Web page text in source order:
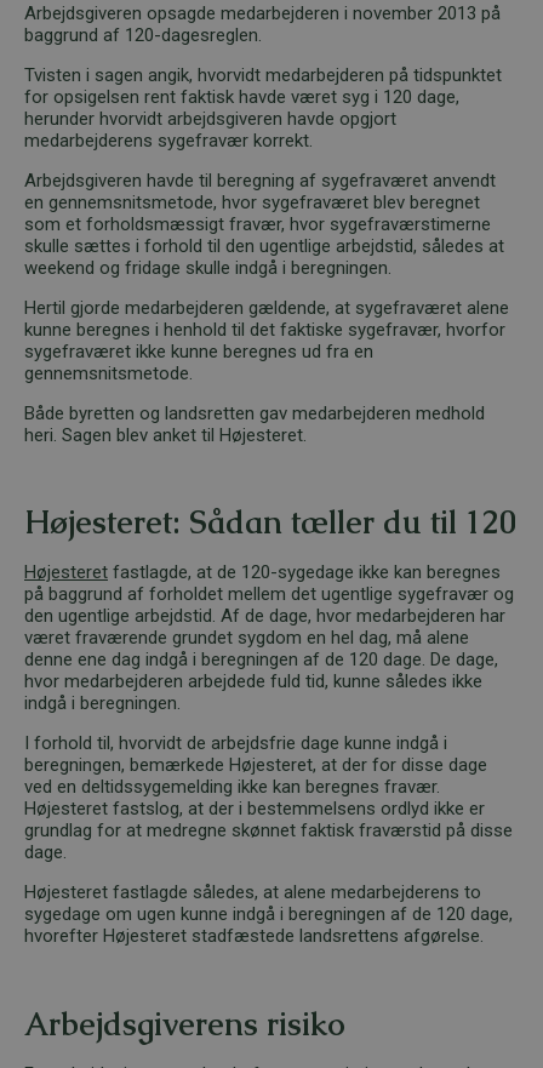
Arbejdsgiveren opsagde medarbejderen i november 2013 på
baggrund af 120-dagesreglen.
Tvisten i sagen angik, hvorvidt medarbejderen på tidspunktet
for opsigelsen rent faktisk havde været syg i 120 dage,
herunder hvorvidt arbejdsgiveren havde opgjort
medarbejderens sygefravær korrekt.
Arbejdsgiveren havde til beregning af sygefraværet anvendt
en gennemsnitsmetode, hvor sygefraværet blev beregnet
som et forholdsmæssigt fravær, hvor sygefraværstimerne
skulle sættes i forhold til den ugentlige arbejdstid, således at
weekend og fridage skulle indgå i beregningen.
Hertil gjorde medarbejderen gældende, at sygefraværet alene
kunne beregnes i henhold til det faktiske sygefravær, hvorfor
sygefraværet ikke kunne beregnes ud fra en
gennemsnitsmetode.
Både byretten og landsretten gav medarbejderen medhold
heri. Sagen blev anket til Højesteret.
Højesteret: Sådan tæller du til 120
Højesteret fastlagde, at de 120-sygedage ikke kan beregnes
på baggrund af forholdet mellem det ugentlige sygefravær og
den ugentlige arbejdstid. Af de dage, hvor medarbejderen har
været fraværende grundet sygdom en hel dag, må alene
denne ene dag indgå i beregningen af de 120 dage. De dage,
hvor medarbejderen arbejdede fuld tid, kunne således ikke
indgå i beregningen.
I forhold til, hvorvidt de arbejdsfrie dage kunne indgå i
beregningen, bemærkede Højesteret, at der for disse dage
ved en deltidssygemelding ikke kan beregnes fravær.
Højesteret fastslog, at der i bestemmelsens ordlyd ikke er
grundlag for at medregne skønnet faktisk fraværstid på disse
dage.
Højesteret fastlagde således, at alene medarbejderens to
sygedage om ugen kunne indgå i beregningen af de 120 dage,
hvorefter Højesteret stadfæstede landsrettens afgørelse.
Arbejdsgiverens risiko